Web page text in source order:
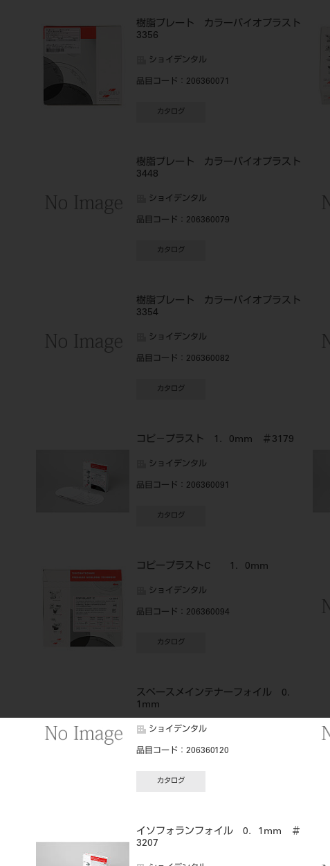
樹脂プレート カラーバイオプラスト
3356
ショイデンタル
品目コード ：206360071
カタログ
樹脂プレート カラーバイオプラスト
3448
ショイデンタル
品目コード ：206360079
カタログ
樹脂プレート カラーバイオプラスト
3354
ショイデンタル
品目コード ：206360082
カタログ
コピ－プラスト 1．0mm ＃3179
ショイデンタル
品目コード ：206360091
カタログ
コピープラストC 1．0mm
ショイデンタル
品目コード ：206360094
カタログ
スペースメインテナーフォイル 0．
1mm
ショイデンタル
品目コード ：206360120
カタログ
イソフォランフォイル 0．1mm ＃
3207